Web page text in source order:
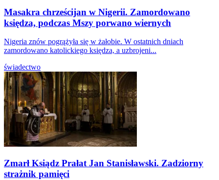
Masakra chrześcijan w Nigerii. Zamordowano
księdza, podczas Mszy porwano wiernych
Nigeria znów pogrążyła się w żałobie. W ostatnich dniach
zamordowano katolickiego księdza, a uzbrojeni...
świadectwo
Zmarł Ksiądz Prałat Jan Stanisławski. Zadziorny
strażnik pamięci